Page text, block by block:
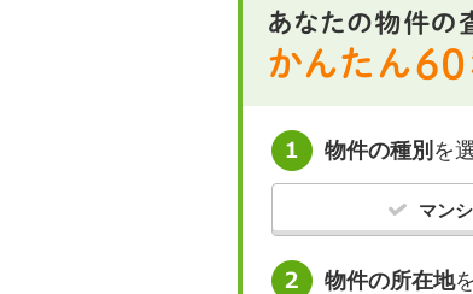
物件の種別 を
マン
物件の所在地